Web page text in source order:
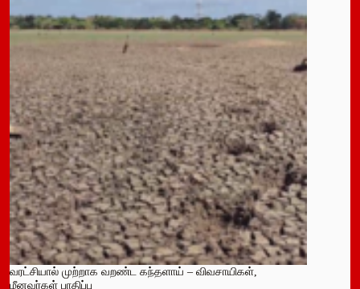
வரட்சியால் முற்றாக வறண்ட கந்தளாய் – விவசாயிகள்,
மீனவர்கள் பாதிப்பு